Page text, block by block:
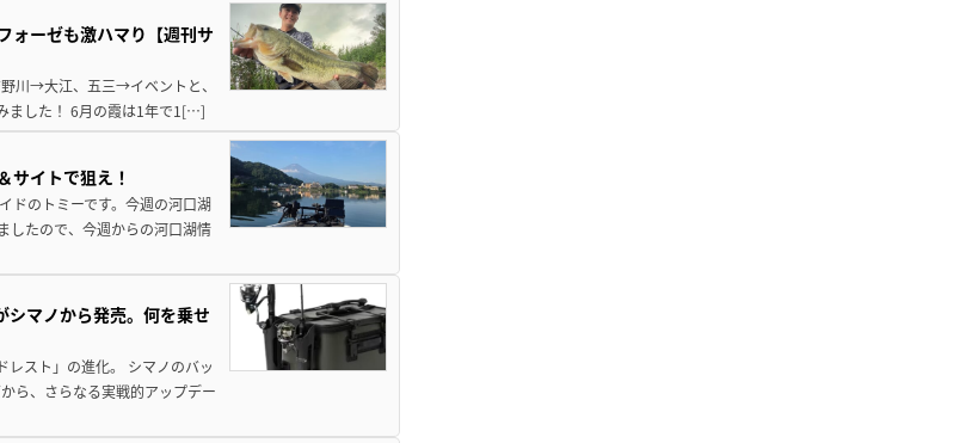
ォーゼも激ハマり【週刊サ
川→大江、五三→イベントと、
ました！ 6月の霞は1年で1[…]
サイトで狙え！
ドのトミーです。今週の河口湖
したので、今週からの河口湖情
シマノから発売。何を乗せ
レスト」の進化。 シマノのバッ
ら、さらなる実戦的アップデー